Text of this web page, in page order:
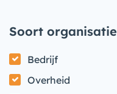
Soort organisatie
Bedrijf
Overheid